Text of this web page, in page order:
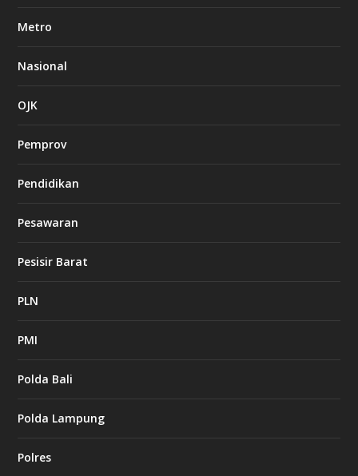
Metro
Nasional
OJK
Pemprov
Pendidikan
Pesawaran
Pesisir Barat
PLN
PMI
Polda Bali
Polda Lampung
Polres